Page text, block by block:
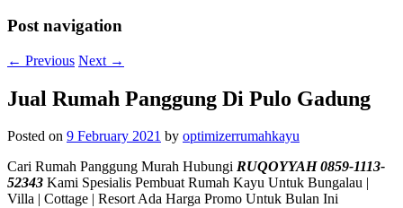
Post navigation
← Previous Next →
Jual Rumah Panggung Di Pulo Gadung
Posted on 9 February 2021 by optimizerrumahkayu
Cari Rumah Panggung Murah Hubungi RUQOYYAH 0859-1113-
52343 Kami Spesialis Pembuat Rumah Kayu Untuk Bungalau |
Villa | Cottage | Resort Ada Harga Promo Untuk Bulan Ini